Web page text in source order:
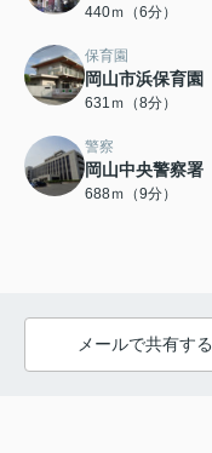
440ｍ（6分）
保育園
岡山市浜保育園
631ｍ（8分）
警察
岡山中央警察署
688ｍ（9分）
メールで共有する